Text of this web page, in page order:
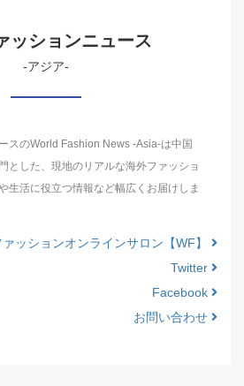
ッションニュース
-アジア-
スのWorld Fashion News -Asia-は中国
とした、現地のリアルな海外ファッショ
生活に役立つ情報など幅広くお届けしま
ッションオンラインサロン【WF】
Twitter
Facebook
お問い合わせ